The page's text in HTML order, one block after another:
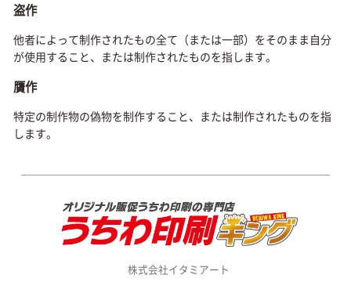
盗作
他者によって制作されたもの全て（または一部）をそのまま自分
が使用すること、または制作されたものを指します。
贋作
特定の制作物の偽物を制作すること、または制作されたものを指
します。
株式会社イタミアート